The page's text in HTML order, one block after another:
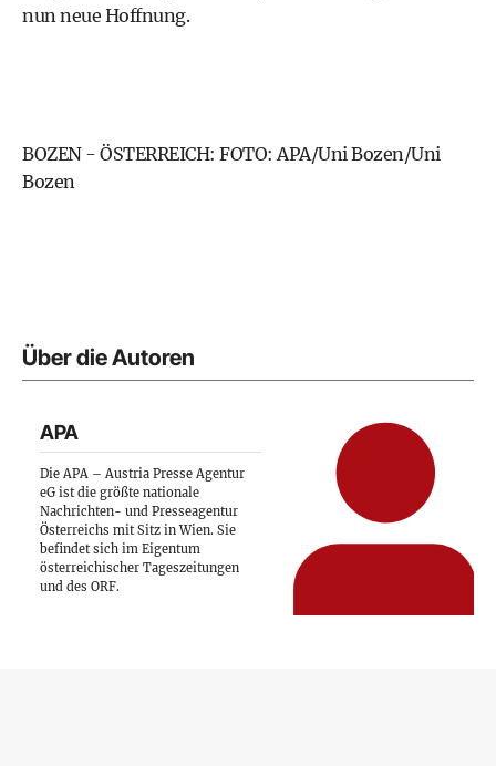
nun neue Hoffnung.
BOZEN - ÖSTERREICH: FOTO: APA/Uni Bozen/Uni
Bozen
Über die Autoren
APA
Die APA – Austria Presse Agentur
eG ist die größte nationale
Nachrichten- und Presseagentur
Österreichs mit Sitz in Wien. Sie
befindet sich im Eigentum
österreichischer Tageszeitungen
und des ORF.